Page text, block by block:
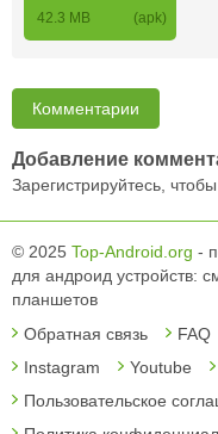
42.3 MB (apk)
Комментарии
Добавление
Зарегистрируйтесь,
© 2025 Top-Android.org -
для андроид устройств:
планшетов
Обратная связь
FAQ
Instagram
Youtube
Пользовательское